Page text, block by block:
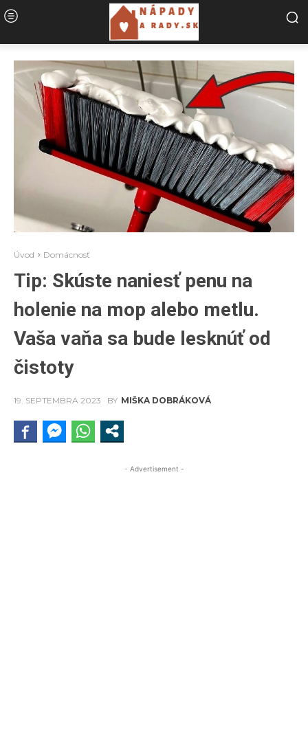
Úvod Domácnosť
Tip: Skúste naniesť penu na
holenie na mop alebo metlu.
Vaša vaňa sa bude lesknúť od
čistoty
19. SEPTEMBRA 2023 BY MIŠKA DOBRÁKOVÁ
- Advertisement -